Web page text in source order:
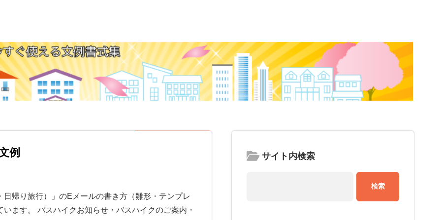
例
帰り旅行）」のEメールの書き方（雛形・テンプレ
ます。 バスハイクお知らせ・バスハイクのご案内・
サイト内検索